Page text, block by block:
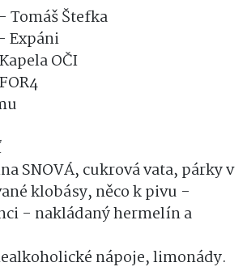
Tomáš Štefka
Expáni
OČI
SNOVÁ, cukrová vata, párky v
klobásy, něco k pivu -
- nakládaný hermelín a
nápoje, limonády.